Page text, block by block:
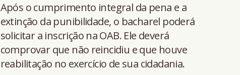
Após o cumprimento integral da pena e a
extinção da punibilidade, o bacharel poderá
solicitar a inscrição na OAB. Ele deverá
comprovar que não reincidiu e que houve
reabilitação no exercício de sua cidadania.